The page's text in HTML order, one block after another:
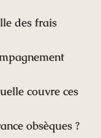
des frais
couvre ces
obsèques ?